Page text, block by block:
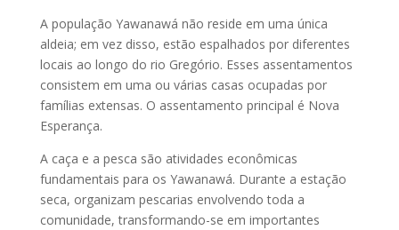
A população Yawanawá não reside em uma única
aldeia; em vez disso, estão espalhados por diferentes
locais ao longo do rio Gregório. Esses assentamentos
consistem em uma ou várias casas ocupadas por
famílias extensas. O assentamento principal é Nova
Esperança.
A caça e a pesca são atividades econômicas
fundamentais para os Yawanawá. Durante a estação
seca, organizam pescarias envolvendo toda a
comunidade, transformando-se em importantes